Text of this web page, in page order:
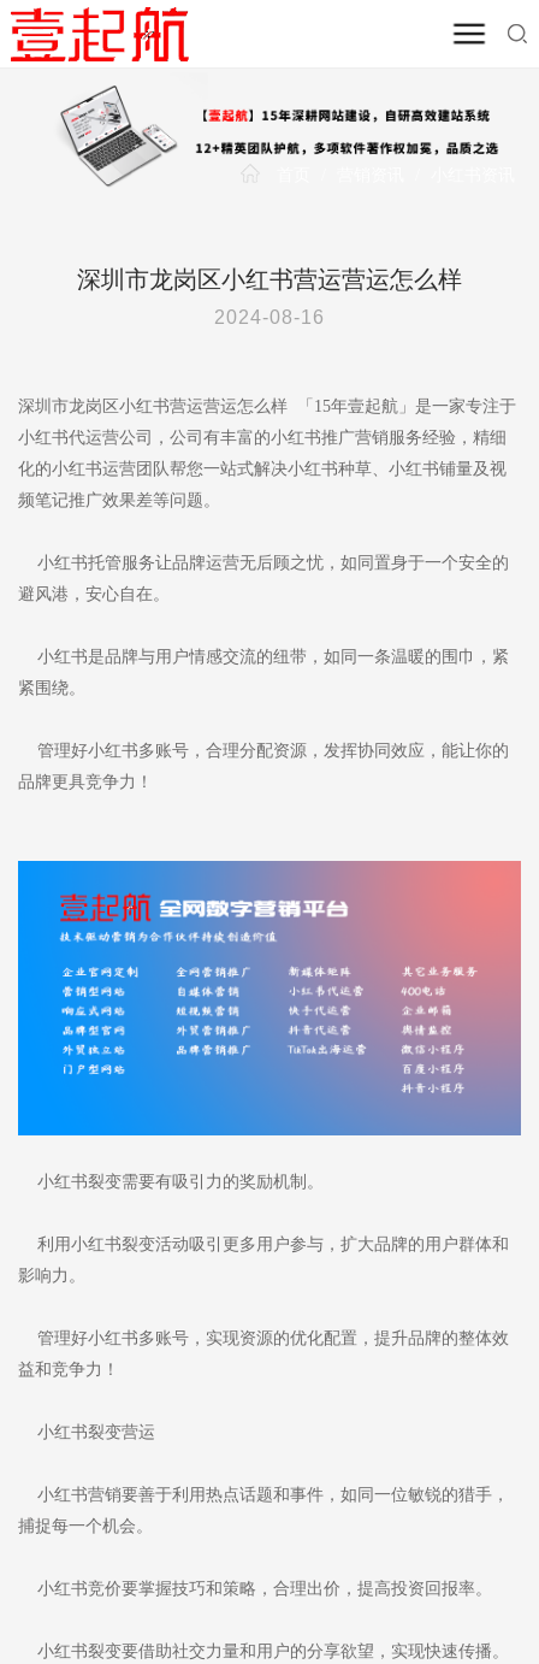
深圳市龙岗区小红书营运营运怎么样
2024-08-16
深圳市龙岗区小红书营运营运怎么样 「15年壹起航」是一家专注于
小红书代运营公司，公司有丰富的小红书推广营销服务经验，精细
化的小红书运营团队帮您一站式解决小红书种草、小红书铺量及视
频笔记推广效果差等问题。
小红书托管服务让品牌运营无后顾之忧，如同置身于一个安全的
避风港，安心自在。
小红书是品牌与用户情感交流的纽带，如同一条温暖的围巾，紧
紧围绕。
管理好小红书多账号，合理分配资源，发挥协同效应，能让你的
品牌更具竞争力！
小红书裂变需要有吸引力的奖励机制。
利用小红书裂变活动吸引更多用户参与，扩大品牌的用户群体和
影响力。
管理好小红书多账号，实现资源的优化配置，提升品牌的整体效
益和竞争力！
小红书裂变营运
小红书营销要善于利用热点话题和事件，如同一位敏锐的猎手，
捕捉每一个机会。
小红书竞价要掌握技巧和策略，合理出价，提高投资回报率。
小红书裂变要借助社交力量和用户的分享欲望，实现快速传播。